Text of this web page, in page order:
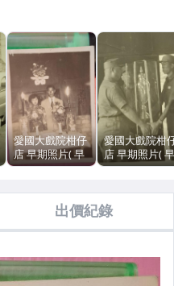
愛國大戲院柑仔
店 早期照片( 早
期服飾 囍字 紀
029
愛國大戲院柑
店 早期照片( 早
期服飾 制服 軍
念合影 現況賣
776
出價紀錄